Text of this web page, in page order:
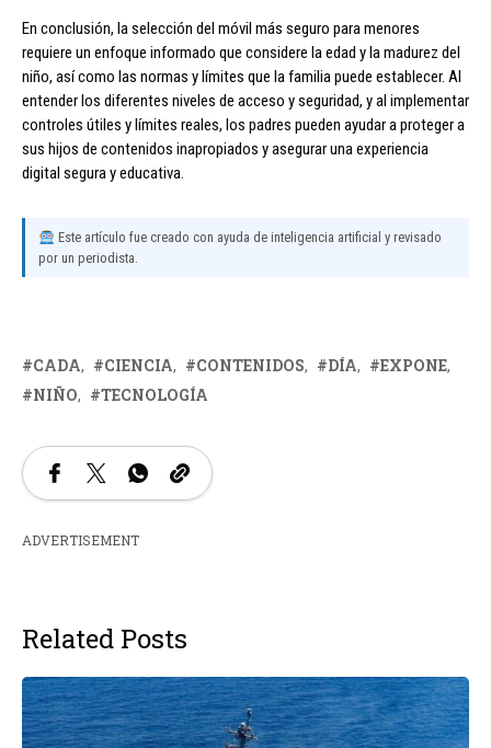
En conclusión, la selección del móvil más seguro para menores
requiere un enfoque informado que considere la edad y la madurez del
niño, así como las normas y límites que la familia puede establecer. Al
entender los diferentes niveles de acceso y seguridad, y al implementar
controles útiles y límites reales, los padres pueden ayudar a proteger a
sus hijos de contenidos inapropiados y asegurar una experiencia
digital segura y educativa.
Este artículo fue creado con ayuda de inteligencia artificial y revisado
por un periodista.
CADA CIENCIA CONTENIDOS DÍA
EXPONE
NIÑO
TECNOLOGÍA
ADVERTISEMENT
Related Posts